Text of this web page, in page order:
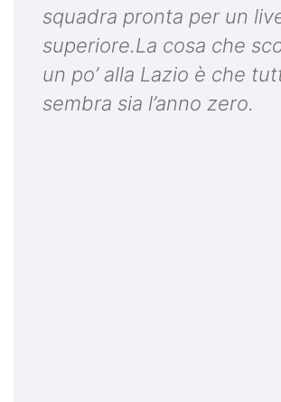
squadra pronta per un
superiore.La cosa che
un po’ alla Lazio è che
sembra sia l’anno zero.